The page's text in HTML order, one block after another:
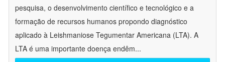
pesquisa, o desenvolvimento científico e tecnológico e a
formação de recursos humanos propondo diagnóstico
aplicado à Leishmaniose Tegumentar Americana (LTA). A
LTA é uma importante doença endêm...